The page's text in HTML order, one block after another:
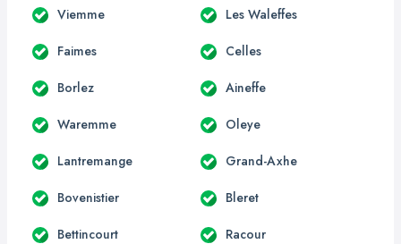
Viemme Les Waleffes
Faimes Celles
Borlez Aineffe
Waremme Oleye
Lantremange Grand-Axhe
Bovenistier Bleret
Bettincourt Racour